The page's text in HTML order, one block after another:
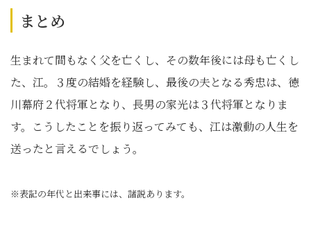
まとめ
生まれて間もなく父を亡くし、その数年後には母も亡くし
た、江。３度の結婚を経験し、最後の夫となる秀忠は、徳
川幕府２代将軍となり、長男の家光は３代将軍となりま
す。こうしたことを振り返ってみても、江は激動の人生を
送ったと言えるでしょう。
※表記の年代と出来事には、諸説あります。